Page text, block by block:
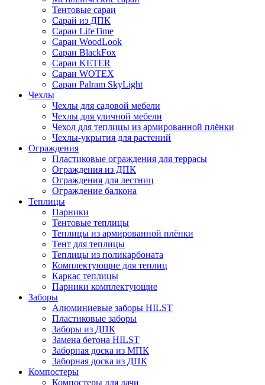
Тентовые сараи
Сарай из ДПК
Cараи LifeTime
Cараи WoodLook
Сараи BlackFox
Сараи KETER
Сараи WOTEX
Сараи Palram SkyLight
Чехлы
Чехлы для садовой мебели
Чехлы для уличной мебели
Чехол для теплицы из армированной плёнки
Чехлы-укрытия для растений
Ограждения
Пластиковые ограждения для террасы
Ограждения из ДПК
Ограждения для лестниц
Ограждение балкона
Теплицы
Парники
Тентовые теплицы
Теплицы из армированной плёнки
Тент для теплицы
Теплицы из поликарбоната
Комплектующие для теплиц
Каркас теплицы
Парники комплектующие
Заборы
Алюминиевые заборы HILST
Пластиковые заборы
Заборы из ДПК
Замена бетона HILST
Заборная доска из МПК
Заборная доска из ДПК
Компостеры
Компостеры для дачи